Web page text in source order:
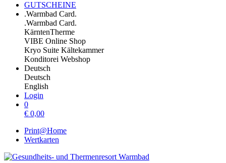
GUTSCHEINE
.Warmbad Card.
.Warmbad Card.
KärntenTherme
VIBE Online Shop
Kryo Suite Kältekammer
Konditorei Webshop
Deutsch
Deutsch
English
Login
0
€ 0,00
Print@Home
Wertkarten